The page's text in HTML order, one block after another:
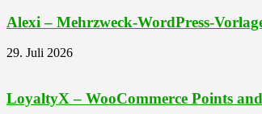
Alexi – Mehrzweck-WordPress-
29. Juli 2026
LoyaltyX – WooCommerce Points